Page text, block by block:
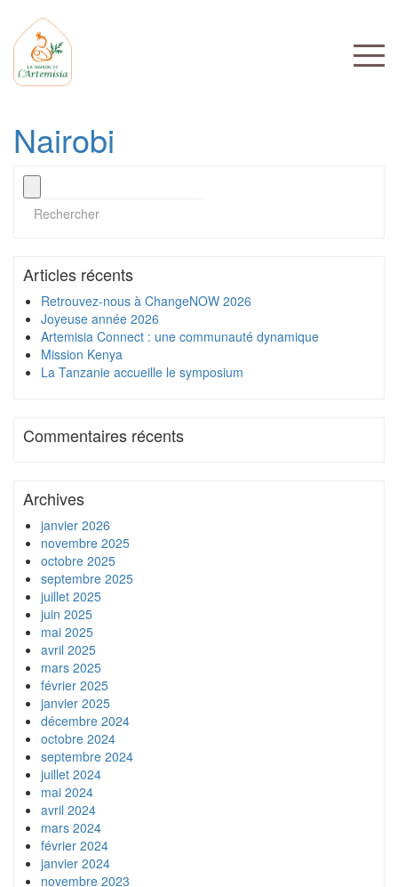
Nairobi
Articles récents
Retrouvez-nous à ChangeNOW 2026
Joyeuse année 2026
Artemisia Connect : une communauté dynamique
Mission Kenya
La Tanzanie accueille le symposium
Commentaires récents
Archives
janvier 2026
novembre 2025
octobre 2025
septembre 2025
juillet 2025
juin 2025
mai 2025
avril 2025
mars 2025
février 2025
janvier 2025
décembre 2024
octobre 2024
septembre 2024
juillet 2024
mai 2024
avril 2024
mars 2024
février 2024
janvier 2024
novembre 2023